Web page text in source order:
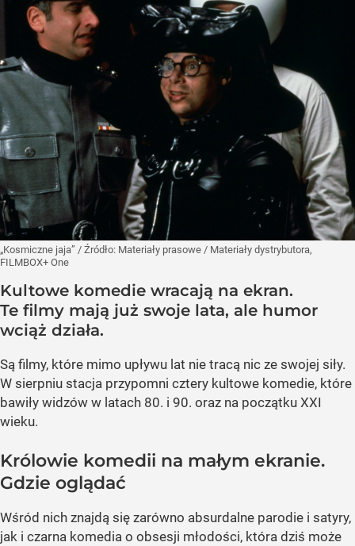
„Kosmiczne jaja” / Źródło: Materiały prasowe / Materiały dystrybutora,
FILMBOX+ One
Kultowe komedie wracają na ekran.
Te filmy mają już swoje lata, ale humor
wciąż działa.
Są filmy, które mimo upływu lat nie tracą nic ze swojej siły.
W sierpniu stacja przypomni cztery kultowe komedie, które
bawiły widzów w latach 80. i 90. oraz na początku XXI
wieku.
Królowie komedii na małym ekranie.
Gdzie oglądać
Wśród nich znajdą się zarówno absurdalne parodie i satyry,
jak i czarna komedia o obsesji młodości, która dziś może